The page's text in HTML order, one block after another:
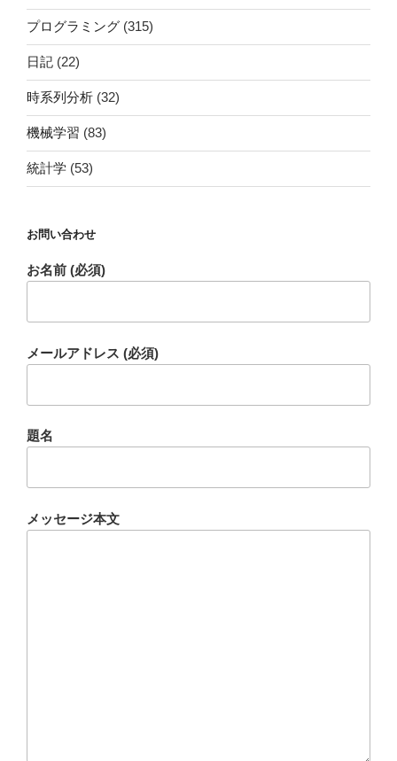
プログラミング (315)
日記 (22)
時系列分析 (32)
機械学習 (83)
統計学 (53)
お問い合わせ
お名前 (必須)
メールアドレス (必須)
題名
メッセージ本文